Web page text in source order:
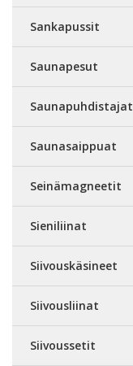
Sankapussit
Saunapesut
Saunapuhdistajat
Saunasaippuat
Seinämagneetit
Sieniliinat
Siivouskäsineet
Siivousliinat
Siivoussetit